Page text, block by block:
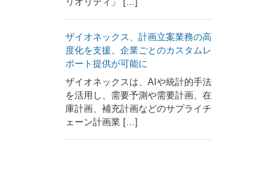
ザイオネックス、計画立案業務の高
度化を支援、企業ごとのカスタムレ
ポート提供が可能に
ザイオネックスは、AIや統計的手法
を活用し、需要予測や需要計画、在
庫計画、補充計画などのサプライチ
ェーン計画業 […]